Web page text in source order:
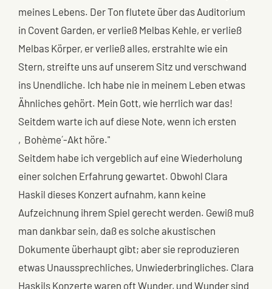
meines Lebens. Der Ton flutete über das Auditorium
in Covent Garden, er verließ Melbas Kehle, er verließ
Melbas Körper, er verließ alles, erstrahlte wie ein
Stern, streifte uns auf unserem Sitz und verschwand
ins Unendliche. Ich habe nie in meinem Leben etwas
Ähnliches gehört. Mein Gott, wie herrlich war das!
Seitdem warte ich auf diese Note, wenn ich ersten
‚Bohème´-Akt höre."
Seitdem habe ich vergeblich auf eine Wiederholung
einer solchen Erfahrung gewartet. Obwohl Clara
Haskil dieses Konzert aufnahm, kann keine
Aufzeichnung ihrem Spiel gerecht werden. Gewiß muß
man dankbar sein, daß es solche akustischen
Dokumente überhaupt gibt; aber sie reproduzieren
etwas Unaussprechliches, Unwiederbringliches. Clara
Haskils Konzerte waren oft Wunder, und Wunder sind